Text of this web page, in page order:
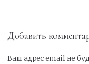
Добавить
Ваш адрес email не